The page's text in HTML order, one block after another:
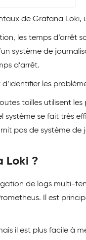
de Grafana
les temps d’arrêt
système de
d’arrêt.
les
tailles utilisent
système se fait très
pas de système de
Loki ?
de logs multi-
Il est
il est plus facile